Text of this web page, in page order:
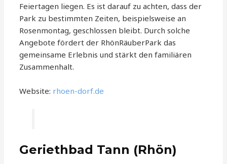
Feiertagen liegen. Es ist darauf zu achten, dass der
Park zu bestimmten Zeiten, beispielsweise an
Rosenmontag, geschlossen bleibt. Durch solche
Angebote fördert der RhönRäuberPark das
gemeinsame Erlebnis und stärkt den familiären
Zusammenhalt.
Website: rhoen-dorf.de
Geriethbad Tann (Rhön)